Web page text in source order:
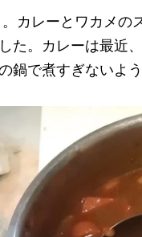
カレーとワカメの
た。カレーは最近
鍋で煮すぎないよ